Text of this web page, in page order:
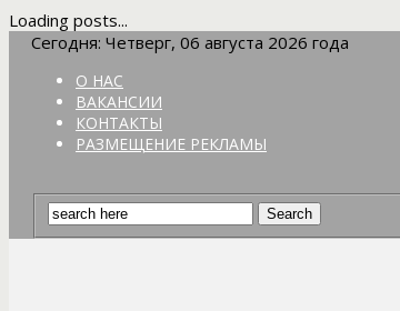
Loading posts...
Сегодня: Четверг, 06 августа 2026 года
О НАС
ВАКАНСИИ
КОНТАКТЫ
РАЗМЕЩЕНИЕ РЕКЛАМЫ